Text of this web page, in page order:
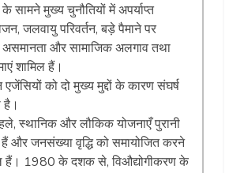
के सामने मुख्य चुनौतियों में अपर्याप्त
जलवायु परिवर्तन, बड़े पैमाने पर
असमानता और सामाजिक अलगाव तथा
शामिल हैं।
एजेंसियों को दो मुख्य मुद्दों के कारण संघर्ष
है।
स्थानिक और लौकिक योजनाएँ पुरानी
और जनसंख्या वृद्धि को समायोजित करने
हैं। 1980 के दशक से, विऔद्योगीकरण के